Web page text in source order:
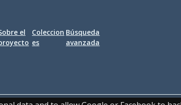
el
Coleccion
es
Búsqueda
avanzada